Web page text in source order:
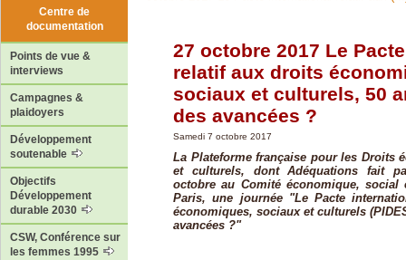
Centre de
documentation
Points de vue &
interviews
Campagnes &
plaidoyers
Développement
soutenable
Objectifs
Développement
durable 2030
CSW, Conférence sur
les femmes 1995
27 octobre 2017 Le
relatif aux droits
sociaux et culturels, 50
des avancées ?
Samedi 7 octobre 2017
La Plateforme française pour les Droits
et culturels, dont Adéquations fait
octobre au Comité économique, social
Paris, une journée "Le Pacte
économiques, sociaux et culturels
avancées ?"